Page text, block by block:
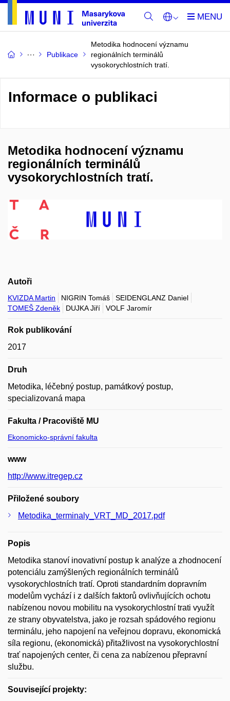
Publikace
Metodika hodnocení významu
regionálních terminálů
vysokorychlostních tratí.
Informace o publikaci
Metodika hodnocení významu
regionálních terminálů
vysokorychlostních tratí.
Autoři
KVIZDA Martin NIGRIN Tomáš
SEIDENGLANZ Daniel
TOMEŠ Zdeněk
DUJKA Jiří VOLF Jaromír
Rok publikování
2017
Druh
Metodika, léčebný postup, památkový postup,
specializovaná mapa
Fakulta / Pracoviště MU
Ekonomicko-správní fakulta
www
http://www.itregep.cz
Přiložené soubory
Metodika_terminaly_VRT_MD_2017.pdf
Popis
Metodika stanoví inovativní postup k analýze a zhodnocení
potenciálu zamýšlených regionálních terminálů
vysokorychlostních tratí. Oproti standardním dopravním
modelům vychází i z dalších faktorů ovlivňujících ochotu
nabízenou novou mobilitu na vysokorychlostní trati využít
ze strany obyvatelstva, jako je rozsah spádového regionu
terminálu, jeho napojení na veřejnou dopravu, ekonomická
síla regionu, (ekonomická) přitažlivost na vysokorychlostní
trať napojených center, či cena za nabízenou přepravní
službu.
Související projekty: